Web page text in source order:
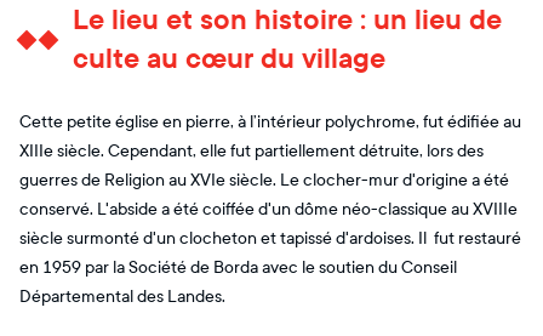
Le lieu et son histoire : un lieu de
culte au cœur du village
Cette petite église en pierre, à l’intérieur polychrome, fut édifiée au
XIIIe siècle. Cependant, elle fut partiellement détruite, lors des
guerres de Religion au XVIe siècle. Le clocher-mur d'origine a été
conservé. L'abside a été coiffée d'un dôme néo-classique au XVIIIe
siècle surmonté d'un clocheton et tapissé d'ardoises. Il fut restauré
en 1959 par la Société de Borda avec le soutien du Conseil
Départemental des Landes.